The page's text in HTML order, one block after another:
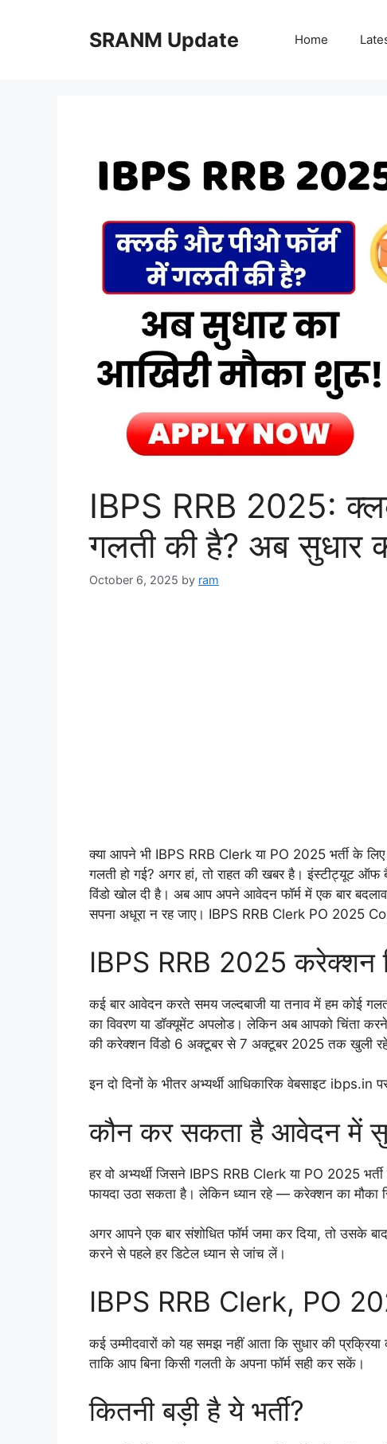
SRANM Update Home
IBPS RRB 2025:
गलती की है? अब सुधार
October 6, 2025 by ram
क्या आपने भी IBPS RRB Clerk या PO 2025 भर्ती के
गलती हो गई? अगर हां, तो राहत की खबर है। इंस्टीट्यूट
विंडो खोल दी है। अब आप अपने आवेदन फॉर्म में एक बार
सपना अधूरा न रह जाए। IBPS RRB Clerk PO 2025
IBPS RRB 2025 करेक्शन
कई बार आवेदन करते समय जल्दबाजी या तनाव में हम कोई
का विवरण या डॉक्यूमेंट अपलोड। लेकिन अब आपको चिंता
की करेक्शन विंडो 6 अक्टूबर से 7 अक्टूबर 2025 तक खुली
इन दो दिनों के भीतर अभ्यर्थी आधिकारिक वेबसाइट
कौन कर सकता है आवेदन में
हर वो अभ्यर्थी जिसने IBPS RRB Clerk या PO 2025
फायदा उठा सकता है। लेकिन ध्यान रहे — करेक्शन का मौका
अगर आपने एक बार संशोधित फॉर्म जमा कर दिया, तो उसके
करने से पहले हर डिटेल ध्यान से जांच लें।
IBPS RRB Clerk, PO
कई उम्मीदवारों को यह समझ नहीं आता कि सुधार की
ताकि आप बिना किसी गलती के अपना फॉर्म सही कर सकें।
कितनी बड़ी है ये भर्ती?